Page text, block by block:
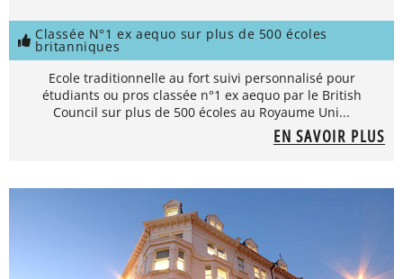
Classée N°1 ex aequo sur plus de 500 écoles
britanniques
Ecole traditionnelle au fort suivi personnalisé pour
étudiants ou pros classée n°1 ex aequo par le British
Council sur plus de 500 écoles au Royaume Uni...
EN SAVOIR PLUS